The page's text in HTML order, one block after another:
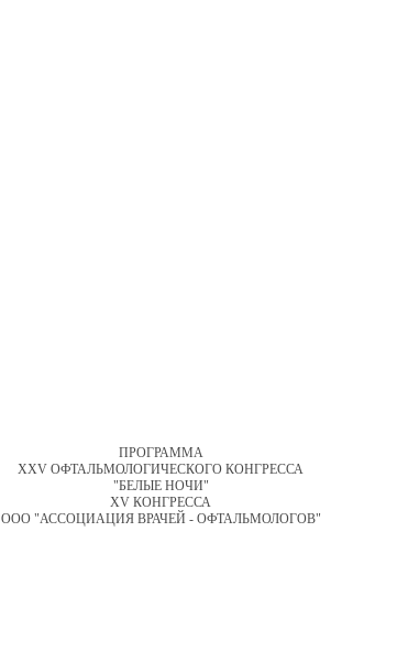
ПРОГРАММА
XXV ОФТАЛЬМОЛОГИЧЕСКОГО КОНГРЕССА
"БЕЛЫЕ НОЧИ"
XV КОНГРЕССА
ООО "АССОЦИАЦИЯ ВРАЧЕЙ - ОФТАЛЬМОЛОГОВ"